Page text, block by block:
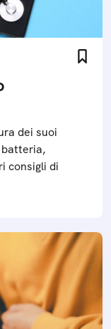
dei suoi
consigli di